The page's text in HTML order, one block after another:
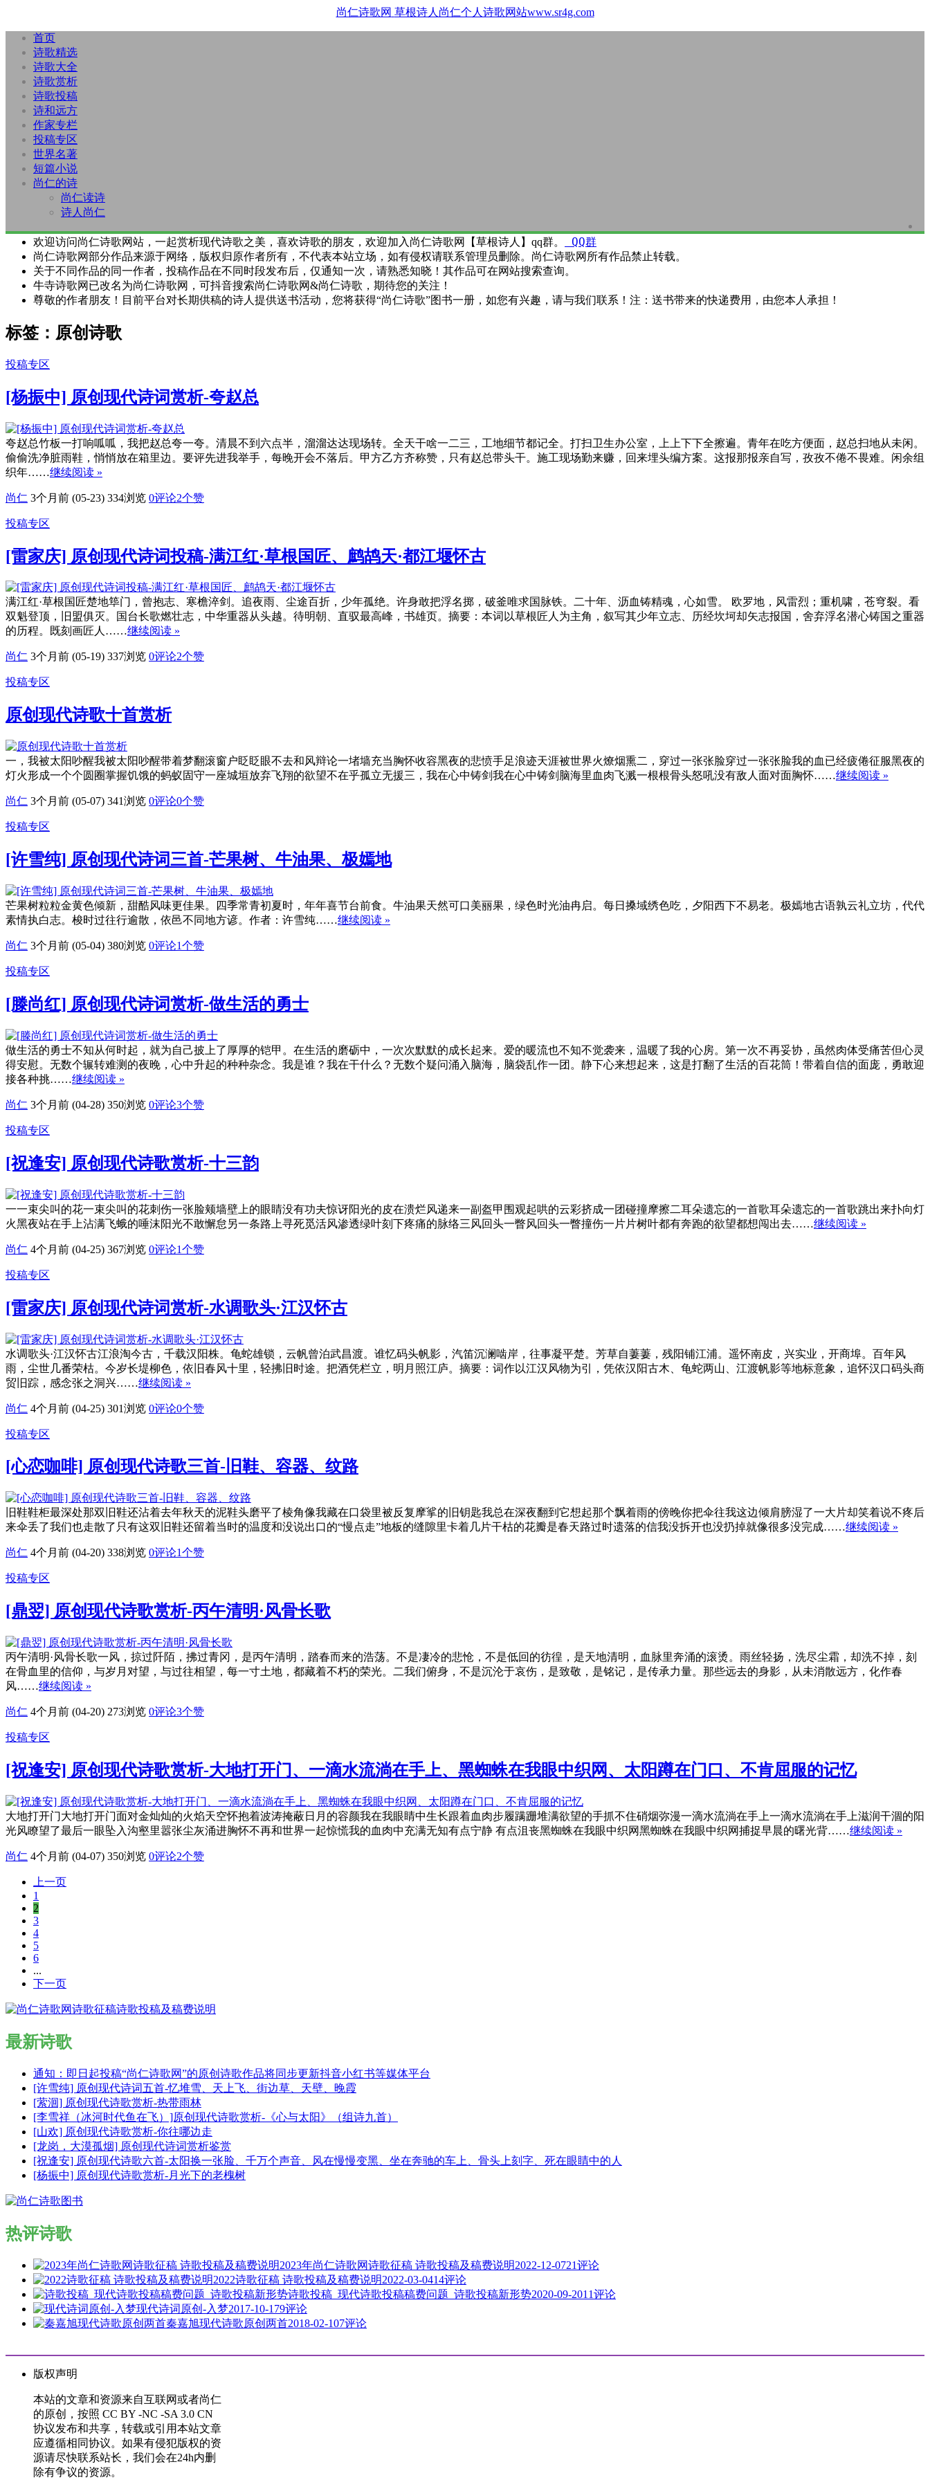
尚仁诗歌网 草根诗人尚仁个人诗歌网站www.sr4g.com
首页
诗歌精选
诗歌大全
诗歌赏析
诗歌投稿
诗和远方
作家专栏
投稿专区
世界名著
短篇小说
尚仁的诗
尚仁读诗
诗人尚仁
欢迎访问尚仁诗歌网站，一起赏析现代诗歌之美，喜欢诗歌的朋友，欢迎加入尚仁诗歌网【草根诗人】qq群。 QQ群
尚仁诗歌网部分作品来源于网络，版权归原作者所有，不代表本站立场，如有侵权请联系管理员删除。尚仁诗歌网所有作品禁止转载。
关于不同作品的同一作者，投稿作品在不同时段发布后，仅通知一次，请熟悉知晓！其作品可在网站搜索查询。
牛寺诗歌网已改名为尚仁诗歌网，可抖音搜索尚仁诗歌网&尚仁诗歌，期待您的关注！
尊敬的作者朋友！目前平台对长期供稿的诗人提供送书活动，您将获得“尚仁诗歌”图书一册，如您有兴趣，请与我们联系！注：送书带来的快递费用，由您本人承担！
标签：原创诗歌
投稿专区
[杨振中] 原创现代诗词赏析-夸赵总
夸赵总竹板一打响呱呱，我把赵总夸一夸。清晨不到六点半，溜溜达达现场转。全天干啥一二三，工地细节都记全。打扫卫生办公室，上上下下全擦遍。青年在吃方便面，赵总扫地从未闲。
偷偷洗净脏雨鞋，悄悄放在箱里边。要评先进我举手，每晚开会不落后。甲方乙方齐称赞，只有赵总带头干。施工现场勤来赚，回来埋头编方案。这报那报亲自写，孜孜不倦不畏难。闲余组
织年……继续阅读 »
尚仁 3个月前 (05-23) 334浏览 0评论2个赞
投稿专区
[雷家庆] 原创现代诗词投稿-满江红·草根国匠、鹧鸪天·都江堰怀古
满江红·草根国匠楚地筚门，曾抱志、寒檐淬剑。追夜雨、尘途百折，少年孤绝。许身敢把浮名掷，破釜唯求国脉铁。二十年、沥血铸精魂，心如雪。 欧罗地，风雷烈；重机啸，苍穹裂。看
双魁登顶，旧盟俱灭。国台长歌燃壮志，中华重器从头越。待明朝、直驭最高峰，书雄页。摘要：本词以草根匠人为主角，叙写其少年立志、历经坎坷却矢志报国，舍弃浮名潜心铸国之重器
的历程。既刻画匠人……继续阅读 »
尚仁 3个月前 (05-19) 337浏览 0评论2个赞
投稿专区
原创现代诗歌十首赏析
一，我被太阳吵醒我被太阳吵醒带着梦翻滚窗户眨眨眼不去和风辩论一堵墙充当胸怀收容黑夜的悲愤手足浪迹天涯被世界火燎烟熏二，穿过一张张脸穿过一张张脸我的血已经疲倦征服黑夜的
灯火形成一个个圆圈掌握饥饿的蚂蚁固守一座城垣放弃飞翔的欲望不在乎孤立无援三，我在心中铸剑我在心中铸剑脑海里血肉飞溅一根根骨头怒吼没有敌人面对面胸怀……继续阅读 »
尚仁 3个月前 (05-07) 341浏览 0评论0个赞
投稿专区
[许雪纯] 原创现代诗词三首-芒果树、牛油果、极嫣地
芒果树粒粒金黄色倾新，甜酷风味更佳果。四季常青初夏时，年年喜节台前食。牛油果天然可口美丽果，绿色时光油冉启。每日搡域绣色吃，夕阳西下不易老。极嫣地古语孰云礼立坊，代代
素情执白志。梭时过往行逾散，依邑不同地方谚。作者：许雪纯……继续阅读 »
尚仁 3个月前 (05-04) 380浏览 0评论1个赞
投稿专区
[滕尚红] 原创现代诗词赏析-做生活的勇士
做生活的勇士不知从何时起，就为自己披上了厚厚的铠甲。在生活的磨砺中，一次次默默的成长起来。爱的暖流也不知不觉袭来，温暖了我的心房。第一次不再妥协，虽然肉体受痛苦但心灵
得安慰。无数个辗转难测的夜晚，心中升起的种种杂念。我是谁？我在干什么？无数个疑问涌入脑海，脑袋乱作一团。静下心来想起来，这是打翻了生活的百花筒！带着自信的面庞，勇敢迎
接各种挑……继续阅读 »
尚仁 3个月前 (04-28) 350浏览 0评论3个赞
投稿专区
[祝逢安] 原创现代诗歌赏析-十三韵
一一束尖叫的花一束尖叫的花刺伤一张脸颊墙壁上的眼睛没有功夫惊讶阳光的皮在溃烂风递来一副盔甲围观起哄的云彩挤成一团碰撞摩擦二耳朵遗忘的一首歌耳朵遗忘的一首歌跳出来扑向灯
火黑夜站在手上沾满飞蛾的唾沫阳光不敢懈怠另一条路上寻死觅活风渗透绿叶刻下疼痛的脉络三风回头一瞥风回头一瞥撞伤一片片树叶都有奔跑的欲望都想闯出去……继续阅读 »
尚仁 4个月前 (04-25) 367浏览 0评论1个赞
投稿专区
[雷家庆] 原创现代诗词赏析-水调歌头·江汉怀古
水调歌头·江汉怀古江浪淘今古，千载汉阳株。龟蛇雄锁，云帆曾泊武昌渡。谁忆码头帆影，汽笛沉澜啮岸，往事凝平楚。芳草自萋萋，残阳铺江浦。遥怀南皮，兴实业，开商埠。百年风
雨，尘世几番荣枯。今岁长堤柳色，依旧春风十里，轻拂旧时途。把酒凭栏立，明月照江庐。摘要：词作以江汉风物为引，凭依汉阳古木、龟蛇两山、江渡帆影等地标意象，追怀汉口码头商
贸旧踪，感念张之洞兴……继续阅读 »
尚仁 4个月前 (04-25) 301浏览 0评论0个赞
投稿专区
[心恋咖啡] 原创现代诗歌三首-旧鞋、容器、纹路
旧鞋鞋柜最深处那双旧鞋还沾着去年秋天的泥鞋头磨平了棱角像我藏在口袋里被反复摩挲的旧钥匙我总在深夜翻到它想起那个飘着雨的傍晚你把伞往我这边倾肩膀湿了一大片却笑着说不疼后
来伞丢了我们也走散了只有这双旧鞋还留着当时的温度和没说出口的“慢点走”地板的缝隙里卡着几片干枯的花瓣是春天路过时遗落的信我没拆开也没扔掉就像很多没完成……继续阅读 »
尚仁 4个月前 (04-20) 338浏览 0评论1个赞
投稿专区
[鼎翌] 原创现代诗歌赏析-丙午清明·风骨长歌
丙午清明·风骨长歌一风，掠过阡陌，拂过青冈，是丙午清明，踏春而来的浩荡。不是凄冷的悲怆，不是低回的彷徨，是天地清明，血脉里奔涌的滚烫。雨丝轻扬，洗尽尘霜，却洗不掉，刻
在骨血里的信仰，与岁月对望，与过往相望，每一寸土地，都藏着不朽的荣光。二我们俯身，不是沉沦于哀伤，是致敬，是铭记，是传承力量。那些远去的身影，从未消散远方，化作春
风……继续阅读 »
尚仁 4个月前 (04-20) 273浏览 0评论3个赞
投稿专区
[祝逢安] 原创现代诗歌赏析-大地打开门、一滴水流淌在手上、黑蜘蛛在我眼中织网、太阳蹲在门口、不肯屈服的记忆
大地打开门大地打开门面对金灿灿的火焰天空怀抱着波涛掩蔽日月的容颜我在我眼睛中生长跟着血肉步履蹒跚堆满欲望的手抓不住硝烟弥漫一滴水流淌在手上一滴水流淌在手上滋润干涸的阳
光风瞭望了最后一眼坠入沟壑里嚣张尘灰涌进胸怀不再和世界一起惊慌我的血肉中充满无知有点宁静 有点沮丧黑蜘蛛在我眼中织网黑蜘蛛在我眼中织网捕捉早晨的曙光背……继续阅读 »
尚仁 4个月前 (04-07) 350浏览 0评论2个赞
上一页
1
2
3
4
5
6
...
下一页
最新诗歌
通知：即日起投稿“尚仁诗歌网”的原创诗歌作品将同步更新抖音小红书等媒体平台
[许雪纯] 原创现代诗词五首-忆堆雪、天上飞、街边草、天壁、晚霞
[萦洄] 原创现代诗歌赏析-热带雨林
[李雪祥（冰河时代鱼在飞）]原创现代诗歌赏析-《心与太阳》（组诗九首）
[山欢] 原创现代诗歌赏析-你往哪边走
[龙岗，大漠孤烟] 原创现代诗词赏析鉴赏
[祝逢安] 原创现代诗歌六首-太阳换一张脸、千万个声音、风在慢慢变黑、坐在奔驰的车上、骨头上刻字、死在眼睛中的人
[杨振中] 原创现代诗歌赏析-月光下的老槐树
热评诗歌
2023年尚仁诗歌网诗歌征稿 诗歌投稿及稿费说明2022-12-0721评论
2022诗歌征稿 诗歌投稿及稿费说明2022-03-0414评论
诗歌投稿_现代诗歌投稿稿费问题_诗歌投稿新形势2020-09-2011评论
现代诗词原创-入梦2017-10-179评论
秦嘉旭现代诗歌原创两首2018-02-107评论
版权声明
本站的文章和资源来自互联网或者尚仁
的原创，按照 CC BY -NC -SA 3.0 CN
协议发布和共享，转载或引用本站文章
应遵循相同协议。如果有侵犯版权的资
源请尽快联系站长，我们会在24h内删
除有争议的资源。